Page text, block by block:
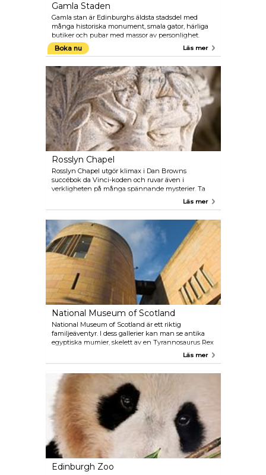
Gamla Staden
Gamla stan är Edinburghs äldsta stadsdel med
många historiska monument, smala gator, härliga
butiker och pubar med massor av personlighet.
Kullarna runt staden, strukturen och den långa
gågatan Royal Mile är inte som något du har sett
Boka nu Läs mer
Rosslyn Chapel
Rosslyn Chapel utgör klimax i Dan Browns
succébok da Vinci-koden och ruvar även i
verkligheten på många spännande mysterier. Ta
del av spännande berättelser bakom Rosslyns
vackra och utsmyckade sniderier innan du avslutar
Läs mer
National Museum of Scotland
National Museum of Scotland är ett riktig
familjeäventyr. I dess gallerier kan man se antika
egyptiska mumier, skelett av en Tyrannosaurus Rex
och prover som samlats in av Charles Darwin. Se
deras hemsida för att veta vilken utställning som är
Läs mer
Edinburgh Zoo